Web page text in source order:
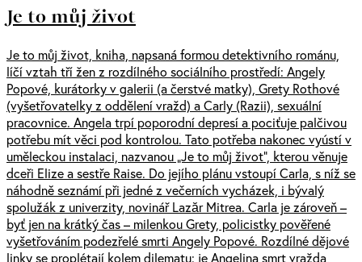
Je to můj život
Je to můj život, kniha, napsaná formou detektivního románu,
líčí vztah tří žen z rozdílného sociálního prostředí: Angely
Popové, kurátorky v galerii (a čerstvé matky), Grety Rothové
(vyšetřovatelky z oddělení vražd) a Carly (Razii), sexuální
pracovnice. Angela trpí poporodní depresí a pociťuje palčivou
potřebu mít věci pod kontrolou. Tato potřeba nakonec vyústí v
uměleckou instalaci, nazvanou „Je to můj život“, kterou věnuje
dceři Elize a sestře Raise. Do jejího plánu vstoupí Carla, s níž se
náhodně seznámí při jedné z večerních vycházek, i bývalý
spolužák z univerzity, novinář Lazăr Mitrea. Carla je zároveň –
byť jen na krátký čas – milenkou Grety, policistky pověřené
vyšetřováním podezřelé smrti Angely Popové. Rozdílné dějové
linky se proplétají kolem dilematu: je Angelina smrt vražda,